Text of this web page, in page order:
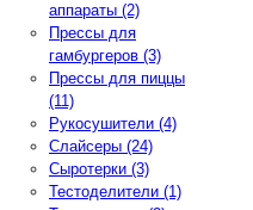
аппараты (2)
Прессы для
гамбургеров (3)
Прессы для пиццы
(11)
Рукосушители (4)
Слайсеры (24)
Сыротерки (3)
Тестоделители (1)